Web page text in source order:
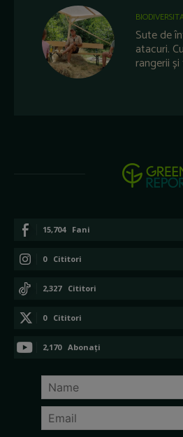
Sute de
atacuri.
rangerii
15,704 Fani
0 Cititori
2,327 Cititori
0 Cititori
2,170 Abonați